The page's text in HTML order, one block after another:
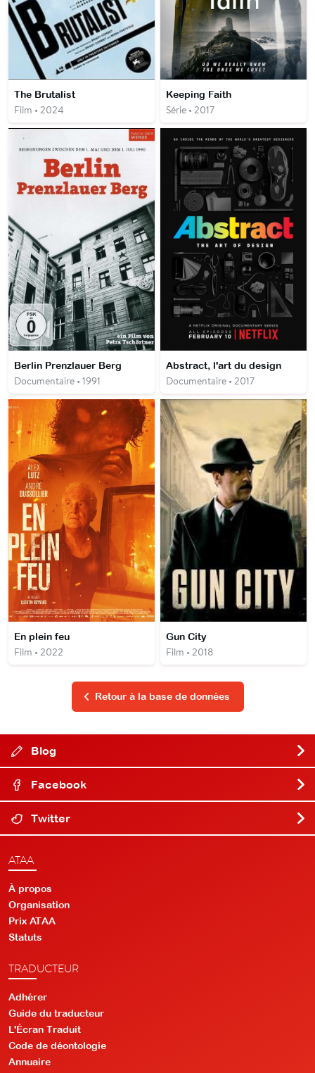
The Brutalist
Film • 2024
Keeping Faith
Série • 2017
Berlin Prenzlauer Berg
Documentaire • 1991
Abstract, l'art du design
Documentaire • 2017
En plein feu
Film • 2022
Gun City
Film • 2018
Retour à la base de données
Blog
Facebook
Twitter
ATAA
À propos
Organisation
Prix ATAA
Statuts
TRADUCTEUR
Adhérer
Guide du traducteur
L'Écran Traduit
Code de déontologie
Annuaire